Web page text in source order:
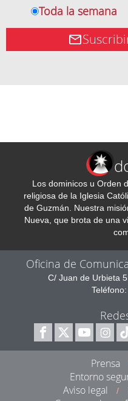
Toda la semana
Los dominicos u Orden
religiosa de la Iglesia
de Guzmán. Nuestra
Nueva, que brota de una
Oficina de
C/ Juan de Urbieta
Prensa
Entorno
Aviso legal
/